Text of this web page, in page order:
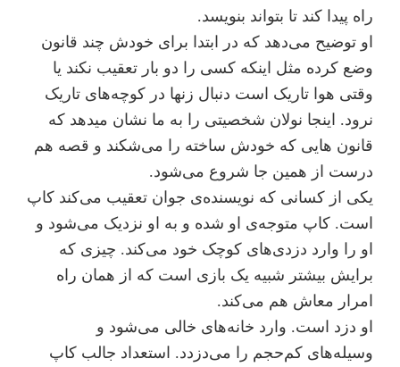
راه پیدا کند تا بتواند بنویسد.
او توضیح می‌دهد که در ابتدا برای خودش چند قانون
وضع کرده مثل اینکه کسی را دو بار تعقیب نکند یا
وقتی هوا تاریک است دنبال زنها در کوچه‌های تاریک
نرود. اینجا نولان شخصیتی را به ما نشان میدهد که
قانون هایی که خودش ساخته را می‌شکند و قصه هم
درست از همین جا شروع می‌شود.
یکی از کسانی که نویسنده‌ی جوان تعقیب می‌کند کاپ
است. کاپ متوجه‌ی او شده و به او نزدیک می‌شود و
او را وارد دزدی‌های کوچک خود می‌کند. چیزی که
برایش بیشتر شبیه یک بازی است که از همان راه
امرار معاش هم می‌کند.
او دزد است. وارد خانه‌های خالی می‌شود و
وسیله‌های کم‌حجم را می‌دزدد. استعداد جالب کاپ